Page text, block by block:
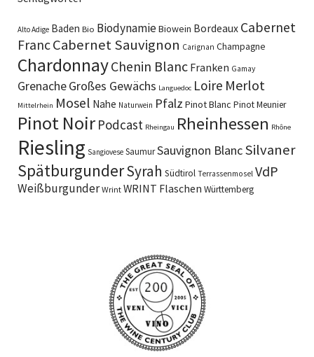
Alto Adige Baden Bio BiodynamieBiowein Bordeaux Cabernet
FrancCabernet Sauvignon Carignan Champagne
ChardonnayChenin Blanc Franken Gamay
GrenacheGroßes Gewächs Languedoc Loire Merlot
Mittelrhein Mosel Nahe Naturwein Pfalz Pinot Blanc Pinot Meunier
Pinot Noir Podcast Rheingau Rheinhessen Rhône
Riesling Sangiovese SaumurSauvignon BlancSilvaner
SpätburgunderSyrah Südtirol Terrassenmosel VdP
Weißburgunder Wrint WRINT Flaschen Württemberg